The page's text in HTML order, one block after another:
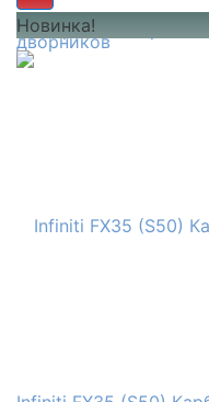
избранное
Новинка!